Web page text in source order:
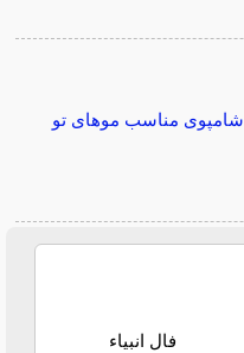
شامپوی مناسب موهای تو
فال انبیاء